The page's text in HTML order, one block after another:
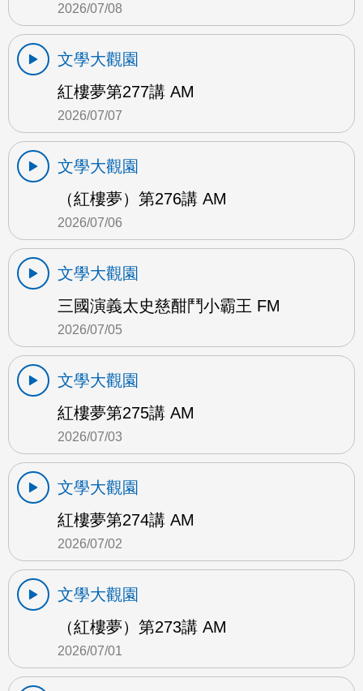
2026/07/08
文學大觀園
紅樓夢第277講 AM
2026/07/07
文學大觀園
（紅樓夢）第276講 AM
2026/07/06
文學大觀園
三國演義太史慈酣鬥小霸王 FM
2026/07/05
文學大觀園
紅樓夢第275講 AM
2026/07/03
文學大觀園
紅樓夢第274講 AM
2026/07/02
文學大觀園
（紅樓夢）第273講 AM
2026/07/01